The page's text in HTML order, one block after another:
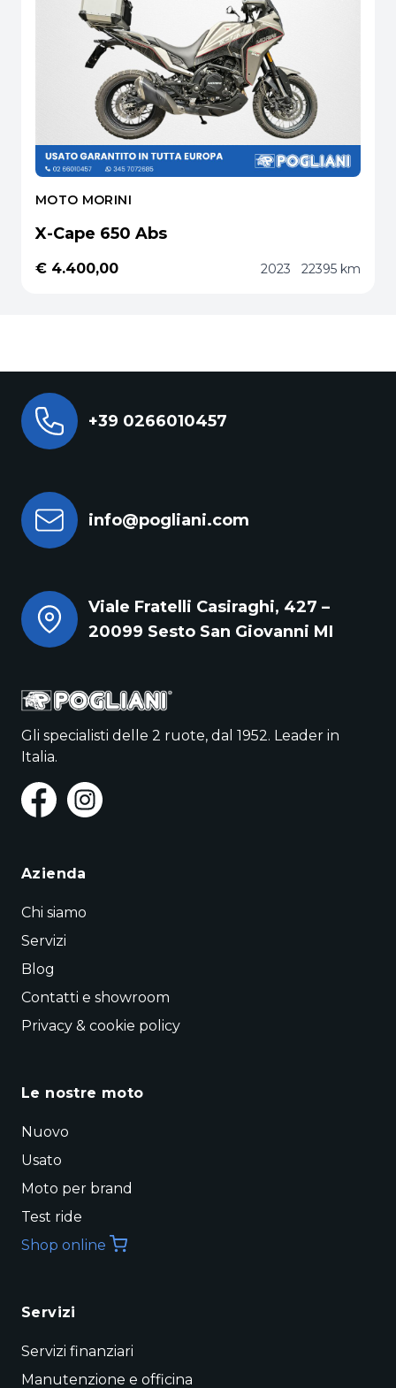
MOTO MORINI
X-Cape 650 Abs
€ 4.400,00 2023 22395 km
+39 0266010457
info@pogliani.com
Viale Fratelli Casiraghi, 427 –
20099 Sesto San Giovanni MI
Gli specialisti delle 2 ruote, dal 1952. Leader in
Italia.
Azienda
Chi siamo
Servizi
Blog
Contatti e showroom
Privacy & cookie policy
Le nostre moto
Nuovo
Usato
Moto per brand
Test ride
Shop online
Servizi
Servizi finanziari
Manutenzione e officina